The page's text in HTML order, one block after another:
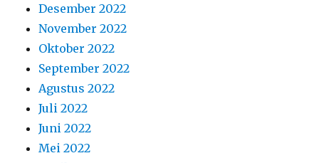
Desember 2022
November 2022
Oktober 2022
September 2022
Agustus 2022
Juli 2022
Juni 2022
Mei 2022